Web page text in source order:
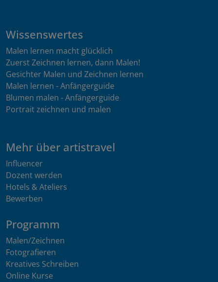
Wissenswertes
Malen lernen macht glücklich
Zuerst Zeichnen lernen, dann Malen!
Gesichter Malen und Zeichnen lernen
Malen lernen - Anfängerguide
Blumen malen - Anfängerguide
Portrait zeichnen und malen
Mehr über artistravel
Influencer
Dozent werden
Hotels & Ateliers
Bewerben
Programm
Malen/Zeichnen
Fotografieren
Kreatives Schreiben
Online Kurse